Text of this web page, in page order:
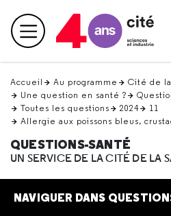
en
haut Menu principal
Accueil Au programme
Cité de
Une question en santé ?
Toutes les questions
2024
11
Allergie aux poissons bleus,
QUESTIONS-SANTÉ
UN SERVICE DE LA CITÉ DE LA
NAVIGUER DANS